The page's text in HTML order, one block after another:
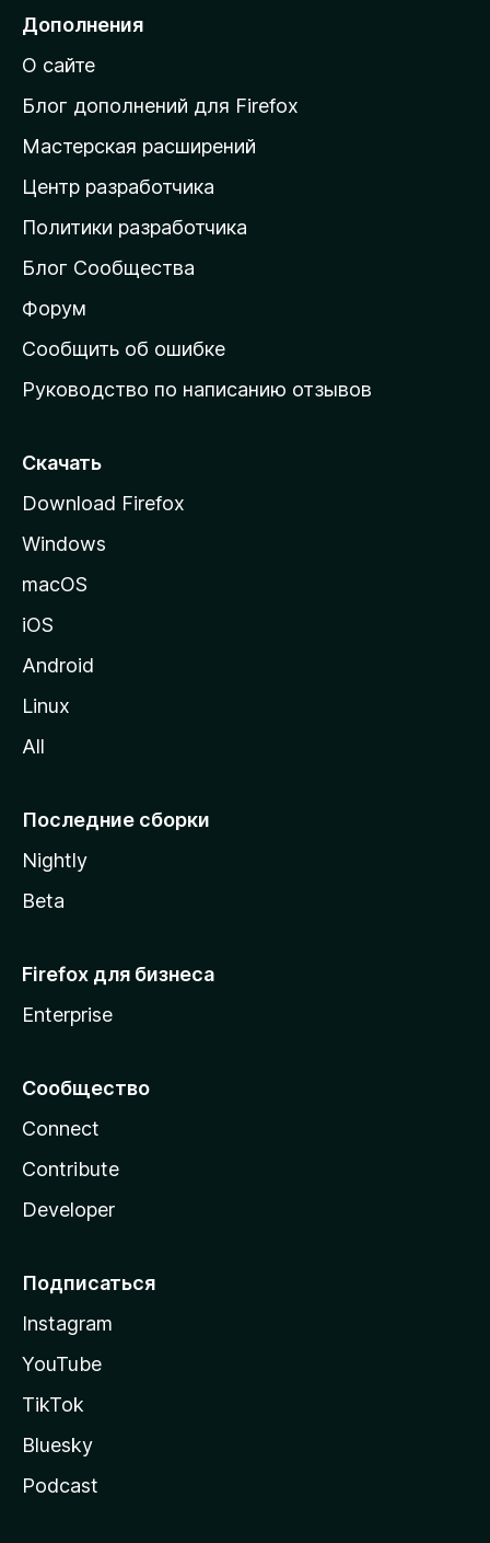
е
й
т
и
а
д
о
а
ш
н
ю
т
а
н
у
M
i
l
Дополнения
О сайте
Блог дополнений для Firefox
Мастерская расширений
Центр разработчика
Политики разработчика
Блог Сообщества
Форум
Сообщить об ошибке
Руководство по написанию отзывов
Скачать
Download Firefox
Windows
macOS
iOS
Android
Linux
All
Последние сборки
Nightly
Beta
Firefox для бизнеса
Enterprise
Сообщество
Connect
Contribute
Developer
Подписаться
Instagram
YouTube
TikTok
Bluesky
Podcast